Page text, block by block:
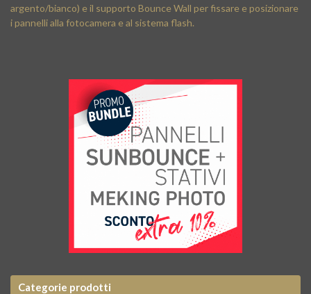
argento/bianco) e il supporto Bounce Wall per fissare e posizionare
i pannelli alla fotocamera e al sistema flash.
Categorie prodotti